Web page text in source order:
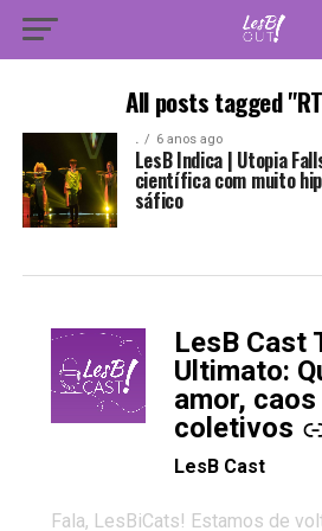
All posts tagged
. 6 anos ago
LesB Indica | Utopia
científica com muito
sáfico
LesB Cast
Ultimato:
amor,
coletivos
-
LesB Cast
Fala, LesBiCats! Estamos de